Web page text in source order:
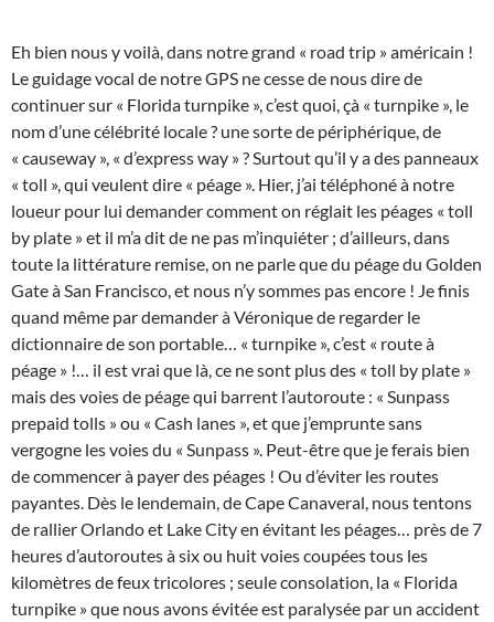
Eh bien nous y voilà, dans notre grand « road trip » américain !
Le guidage vocal de notre GPS ne cesse de nous dire de
continuer sur « Florida turnpike », c’est quoi, çà « turnpike », le
nom d’une célébrité locale ? une sorte de périphérique, de
« causeway », « d’express way » ? Surtout qu’il y a des panneaux
« toll », qui veulent dire « péage ». Hier, j’ai téléphoné à notre
loueur pour lui demander comment on réglait les péages « toll
by plate » et il m’a dit de ne pas m’inquiéter ; d’ailleurs, dans
toute la littérature remise, on ne parle que du péage du Golden
Gate à San Francisco, et nous n’y sommes pas encore ! Je finis
quand même par demander à Véronique de regarder le
dictionnaire de son portable… « turnpike », c’est « route à
péage » !… il est vrai que là, ce ne sont plus des « toll by plate »
mais des voies de péage qui barrent l’autoroute : « Sunpass
prepaid tolls » ou « Cash lanes », et que j’emprunte sans
vergogne les voies du « Sunpass ». Peut-être que je ferais bien
de commencer à payer des péages ! Ou d’éviter les routes
payantes. Dès le lendemain, de Cape Canaveral, nous tentons
de rallier Orlando et Lake City en évitant les péages… près de 7
heures d’autoroutes à six ou huit voies coupées tous les
kilomètres de feux tricolores ; seule consolation, la « Florida
turnpike » que nous avons évitée est paralysée par un accident